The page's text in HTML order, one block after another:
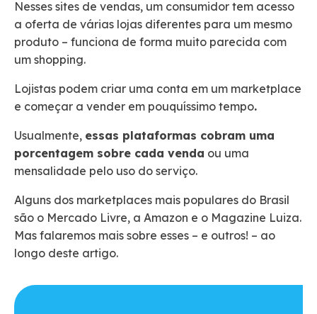
Nesses sites de vendas, um consumidor tem acesso
a oferta de várias lojas diferentes para um mesmo
produto – funciona de forma muito parecida com
um shopping.
Lojistas podem criar uma conta em um marketplace
e começar a vender em pouquíssimo tempo.
Usualmente, essas plataformas cobram uma
porcentagem sobre cada venda ou uma
mensalidade pelo uso do serviço.
Alguns dos marketplaces mais populares do Brasil
são o Mercado Livre, a Amazon e o Magazine Luiza.
Mas falaremos mais sobre esses – e outros! – ao
longo deste artigo.